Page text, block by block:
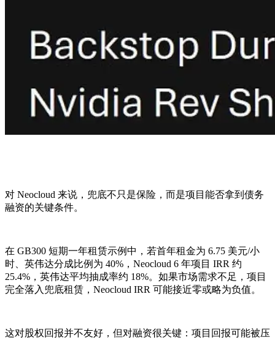
对 Neocloud 来说，兜底不只是保险，而是项目能否拿到债务
融资的关键条件。
在 GB300 短期一年租赁示例中，若首年租金为 6.75 美元/小
时、英伟达分成比例为 40%，Neocloud 6 年项目 IRR 约
25.4%，英伟达平均抽成率约 18%。如果市场需求不足，项目
完全落入兜底租赁，Neocloud IRR 可能接近零或略为负值。
这对股权回报并不友好，但对融资很关键：项目回报可能被压